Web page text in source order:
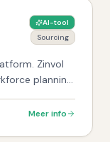
AI-tool
Sourcing
Zinvol
planning
Meer info